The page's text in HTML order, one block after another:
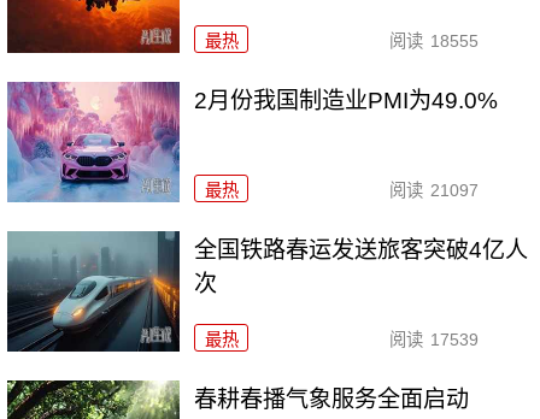
最热 阅读 18555
2月份我国制造业PMI为49.0%
最热 阅读 21097
全国铁路春运发送旅客突破4亿人
次
最热 阅读 17539
春耕春播气象服务全面启动